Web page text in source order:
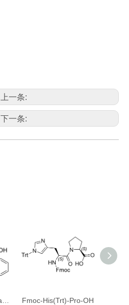
上一条:
下一条:
Fmoc-His(Trt)-Pro-OH